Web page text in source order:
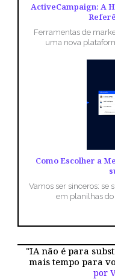
ActiveCampaign: A
Ferramentas de
uma nova
Como Escolher a
Vamos ser sinceros: se
em planilhas do
"IA não é para
mais tempo para
por